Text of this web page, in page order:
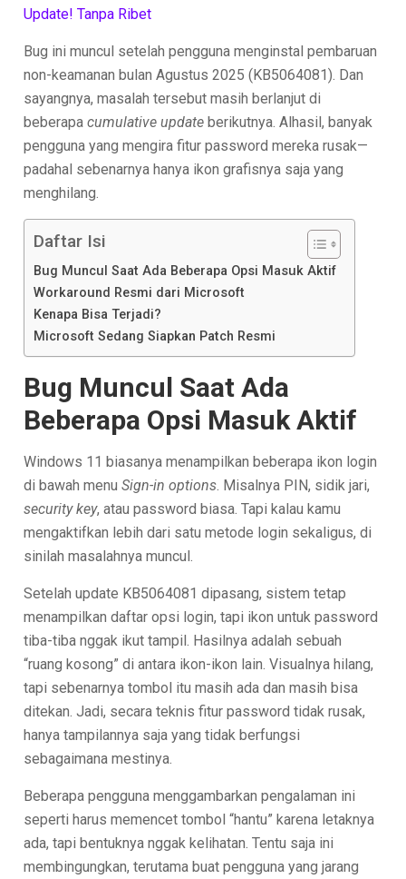
Update! Tanpa Ribet
Bug ini muncul setelah pengguna menginstal pembaruan
non-keamanan bulan Agustus 2025 (KB5064081). Dan
sayangnya, masalah tersebut masih berlanjut di
beberapacumulative update berikutnya. Alhasil, banyak
pengguna yang mengira fitur password mereka rusak—
padahal sebenarnya hanya ikon grafisnya saja yang
menghilang.
Daftar Isi
Bug Muncul Saat Ada Beberapa Opsi Masuk Aktif
Workaround Resmi dari Microsoft
Kenapa Bisa Terjadi?
Microsoft Sedang Siapkan Patch Resmi
Bug Muncul Saat Ada
Beberapa Opsi Masuk Aktif
Windows 11 biasanya menampilkan beberapa ikon login
di bawah menuSign-in options . Misalnya PIN, sidik jari,
security key, atau password biasa. Tapi kalau kamu
mengaktifkan lebih dari satu metode login sekaligus, di
sinilah masalahnya muncul.
Setelah update KB5064081 dipasang, sistem tetap
menampilkan daftar opsi login, tapi ikon untuk password
tiba-tiba nggak ikut tampil. Hasilnya adalah sebuah
“ruang kosong” di antara ikon-ikon lain. Visualnya hilang,
tapi sebenarnya tombol itu masih ada dan masih bisa
ditekan. Jadi, secara teknis fitur password tidak rusak,
hanya tampilannya saja yang tidak berfungsi
sebagaimana mestinya.
Beberapa pengguna menggambarkan pengalaman ini
seperti harus memencet tombol “hantu” karena letaknya
ada, tapi bentuknya nggak kelihatan. Tentu saja ini
membingungkan, terutama buat pengguna yang jarang